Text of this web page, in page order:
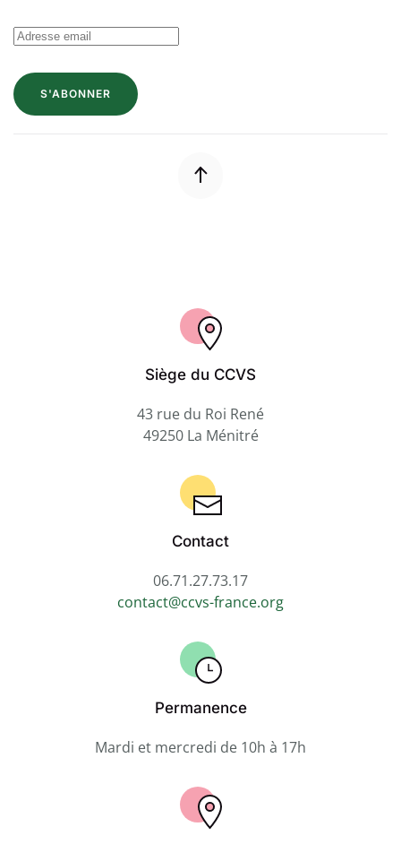
S'ABONNER
Siège du CCVS
43 rue du Roi René
49250 La Ménitré
Contact
06.71.27.73.17
contact@ccvs-france.org
Permanence
Mardi et mercredi de 10h à 17h